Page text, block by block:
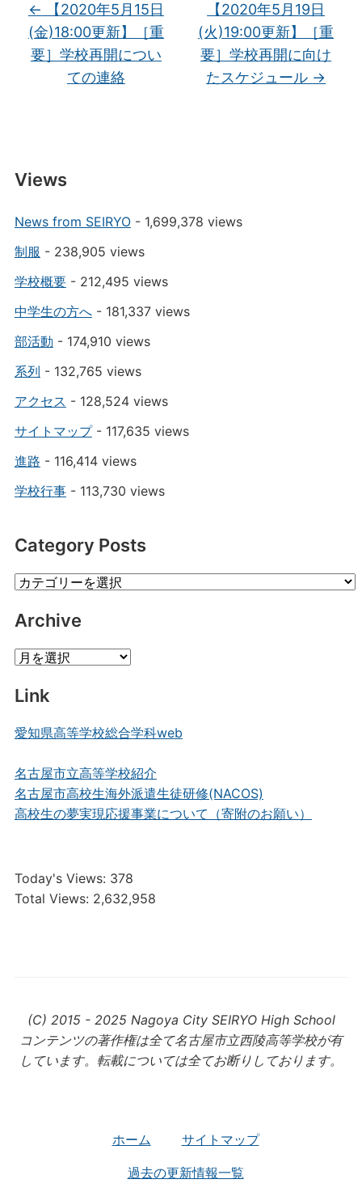
← 【2020年5月15日
(金)18:00更新】［重
要］学校再開につい
ての連絡
【2020年5月19日
(火)19:00更新】［重
要］学校再開に向け
たスケジュール →
Views
News from SEIRYO- 1,699,378 views
制服 - 238,905 views
学校概要- 212,495 views
中学生の方へ- 181,337 views
部活動 - 174,910 views
系列 - 132,765 views
アクセス - 128,524 views
サイトマップ- 117,635 views
進路 - 116,414 views
学校行事- 113,730 views
Category Posts
Category
Archive
Archive
Link
愛知県高等学校総合学科web
名古屋市立高等学校紹介
名古屋市高校生海外派遣生徒研修(NACOS)
高校生の夢実現応援事業について（寄附のお願い）
Today's Views: 378
Total Views: 2,632,958
(C) 2015 - 2025 Nagoya City SEIRYO High School
コンテンツの著作権は全て名古屋市立西陵高等学校が有
しています。転載については全てお断りしております。
ホーム サイトマップ
過去の更新情報一覧